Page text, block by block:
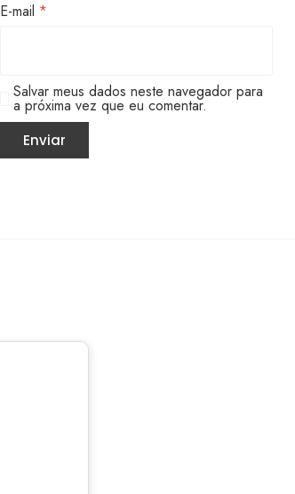
E-mail *
Salvar meus dados neste navegador para
a próxima vez que eu comentar.